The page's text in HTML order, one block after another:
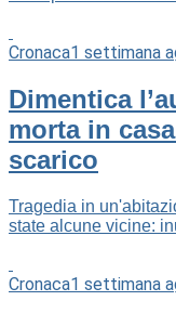
Cronaca1 settimana
Dimentica
morta in
scarico
Tragedia in
state alcune vicine:
Cronaca1 settimana